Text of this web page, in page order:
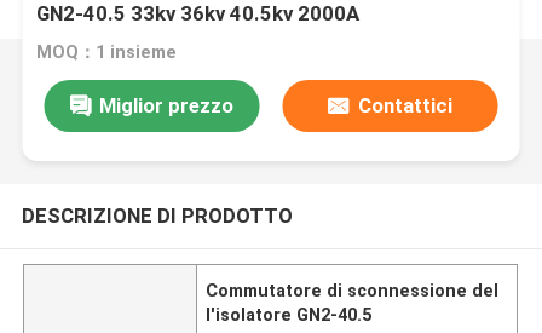
GN2-40.5 33kv 36kv 40.5kv 2000A
MOQ：1 insieme
Miglior prezzo Contattici
DESCRIZIONE DI PRODOTTO
Commutatore di sconnessione del
l'isolatore GN2-40.5